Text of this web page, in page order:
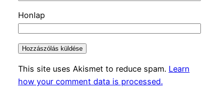
Honlap
This site uses Akismet to reduce spam. Learn
how your comment data is processed.